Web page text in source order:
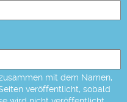
mit dem Namen,
veröffentlicht, sobald